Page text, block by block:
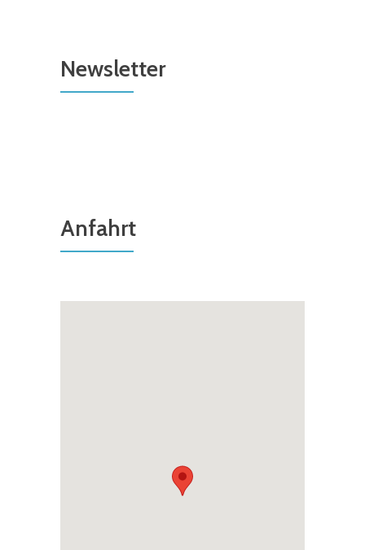
Newsletter
Anfahrt